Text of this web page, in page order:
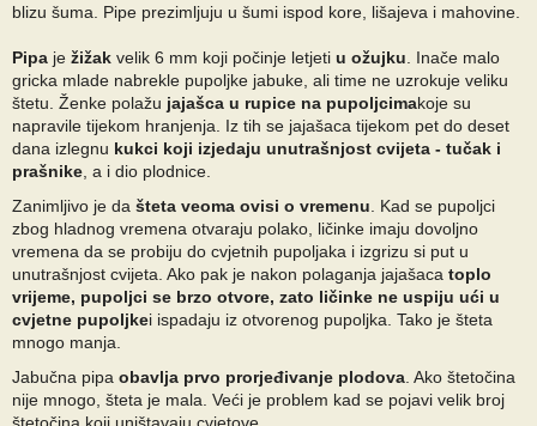
blizu šuma. Pipe prezimljuju u šumi ispod kore, lišajeva i mahovine.
Pipa je žižak velik 6 mm koji počinje letjeti u ožujku . Inače malo
gricka mlade nabrekle pupoljke jabuke, ali time ne uzrokuje veliku
štetu. Ženke polažu jajašca u rupice na pupoljcimakoje su
napravile tijekom hranjenja. Iz tih se jajašaca tijekom pet do deset
dana izlegnu kukci koji izjedaju unutrašnjost cvijeta - tučak i
prašnike , a i dio plodnice.
Zanimljivo je da šteta veoma ovisi o vremenu . Kad se pupoljci
zbog hladnog vremena otvaraju polako, ličinke imaju dovoljno
vremena da se probiju do cvjetnih pupoljaka i izgrizu si put u
unutrašnjost cvijeta. Ako pak je nakon polaganja jajašaca toplo
vrijeme, pupoljci se brzo otvore, zato ličinke ne uspiju ući u
cvjetne pupoljkei ispadaju iz otvorenog pupoljka. Tako je šteta
mnogo manja.
Jabučna pipa obavlja prvo prorjeđivanje plodova . Ako štetočina
nije mnogo, šteta je mala. Veći je problem kad se pojavi velik broj